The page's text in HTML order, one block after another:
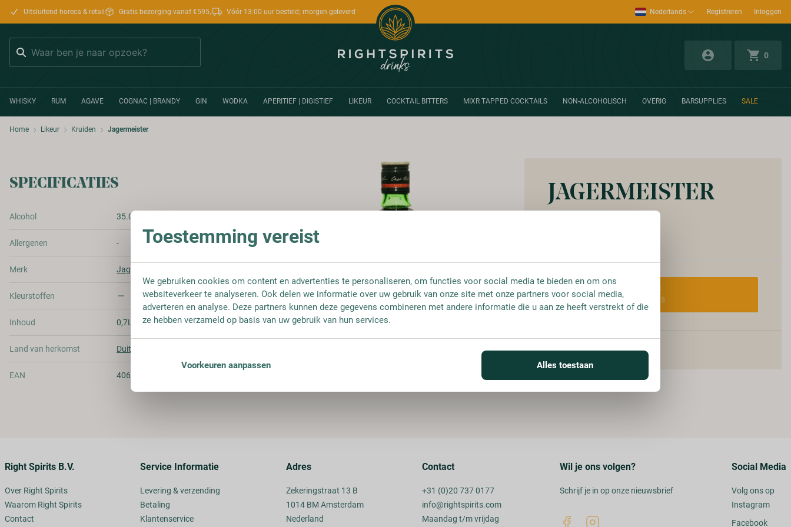
Uitsluitend horeca & retail Gratis bezorging vanaf €595,- Vóór 13:00 uur besteld; morgen geleverd Nederlands Registreren Inloggen
0
WHISKY RUM AGAVE COGNAC | BRANDY GIN WODKA APERITIEF | DIGISTIEF LIKEUR COCKTAIL BITTERS MIXR TAPPED COCKTAILS NON-ALCOHOLISCH OVERIG BARSUPPLIES SALE
Home Likeur Kruiden Jagermeister
SPECIFICATIES
Alcohol 35.00%
Allergenen -
Merk Jagermeister
Kleurstoffen
Inhoud 0,7L
Land van herkomst Duitsland
EAN 4067700014764
JAGERMEISTER
FLES
€ 10,95
Right Spirits B.V.
Over Right Spirits
Waarom Right Spirits
Contact
Service Informatie
Levering & verzending
Betaling
Klantenservice
Adres
Zekeringstraat 13 B
1014 BM Amsterdam
Nederland
Contact
+31 (0)20 737 0177
info@rightspirits.com
Maandag t/m vrijdag
Wil je ons volgen?
Schrijf je in op onze nieuwsbrief
Social Media
Volg ons op
Instagram
Facebook
Toestemming vereist
We gebruiken cookies om content en advertenties te personaliseren, om functies voor social media te bieden en om ons
websiteverkeer te analyseren. Ook delen we informatie over uw gebruik van onze site met onze partners voor social media,
adverteren en analyse. Deze partners kunnen deze gegevens combineren met andere informatie die u aan ze heeft verstrekt of die
ze hebben verzameld op basis van uw gebruik van hun services.
Voorkeuren aanpassen Alles toestaan